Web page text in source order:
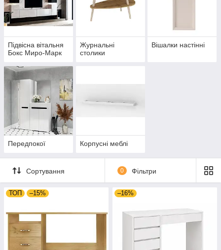
Підвісна вітальня
Бокс Миро-Марк
Журнальні
столики
Вішалки настінні
Передпокої Корпусні меблі
Сортування 0 Фільтри
ТОП –15% –16%